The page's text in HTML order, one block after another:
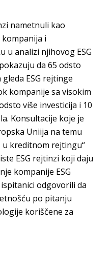
nametnuli kao
i
u analizi njihovog ESG
da 65 odsto
ESG rejtinge
kompanije sa visokim
više investicija i 10
Konsultacije koje je
Uniija na temu
u kreditnom rejtingu“
ESG rejtinzi koji daju
kompanije ESG
odgovorili da
po pitanju
koriščene za